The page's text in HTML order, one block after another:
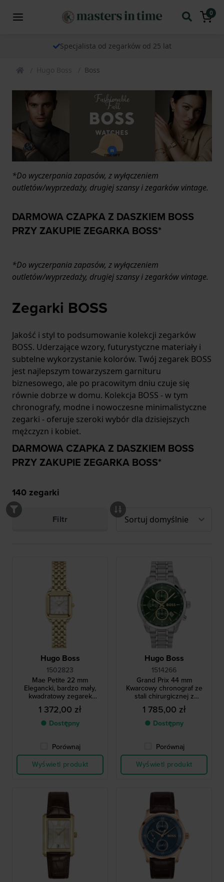
0
Specjalista od zegarków od 25 lat
Hugo Boss Boss
*Do wyczerpania zapasów, z wyłączeniem
outletów/wyprzedaży, drugiej szansy i zegarków vintage.
DARMOWA CZAPKA Z DASZKIEM BOSS
PRZY ZAKUPIE ZEGARKA BOSS*
*Do wyczerpania zapasów, z wyłączeniem
outletów/wyprzedaży, drugiej szansy i zegarków vintage.
Zegarki BOSS
Jakość i styl to podsumowanie kolekcji zegarków
BOSS. Uderzające wzory, futurystyczne materiały i
subtelne wykorzystanie kolorów. Twój zegarek BOSS
jest najlepszym towarzyszem garnituru
biznesowego, ale po pracowitym dniu czuje się
równie dobrze w domu. Kolekcja BOSS - w tym
chronografy, modne i nowoczesne minimalistyczne
zegarki - oferuje szeroki wybór dla dzisiejszych
mężczyzn i kobiet.
DARMOWA CZAPKA Z DASZKIEM BOSS
PRZY ZAKUPIE ZEGARKA BOSS*
140 zegarki
Filtr
Hugo Boss
1502823
Mae Petite 22 mm
Elegancki, bardzo mały,
kwadratowy zegarek
kwarcowy
1 372,00 zł
● Dostępny
Porównaj
Wyświetl produkt
Hugo Boss
1514266
Grand Prix 44 mm
Kwarcowy chronograf ze
stali chirurgicznej z
datownikiem
1 785,00 zł
● Dostępny
Porównaj
Wyświetl produkt